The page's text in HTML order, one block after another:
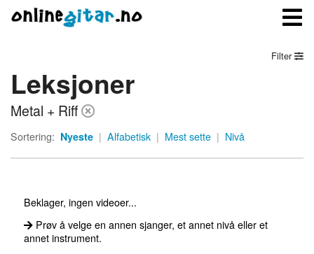
Meny
Logg inn
Filter
Leksjoner
Metal + Riff
Sortering: Nyeste | Alfabetisk | Mest sette | Nivå
Beklager, ingen videoer...
Prøv å velge en annen sjanger, et annet nivå eller et
annet instrument.